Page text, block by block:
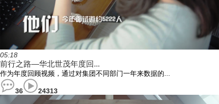
05:18
前行之路—华北世茂年度回...
作为年度回顾视频，通过对集团不同部门一年来数据的...
36 24313